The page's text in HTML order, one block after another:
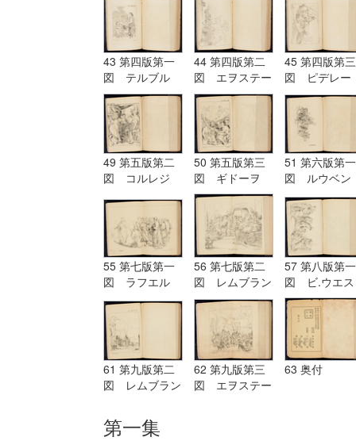
43 第四版第一
図 テルブル
グ Terburg
44 第四版第二
図 エヲステー
ド Aostade
45 第四版第三
図 ピデレー
ル PDeLwer
49 第五版第二
図 コルレジ
50 第五版第三
図 ギドーヲ
Guido
51 第六版第一
図 ルウベン
ス Reubens
55 第七版第一
図 ラフエル
Raffaelle
56 第七版第二
図 レムブラン
ド Rembrandt
57 第八版第一
図 ビ.ウエス
ト B.West
61 第九版第二
図 レムブラン
62 第九版第三
図 エヲステー
63 奥付
第一集